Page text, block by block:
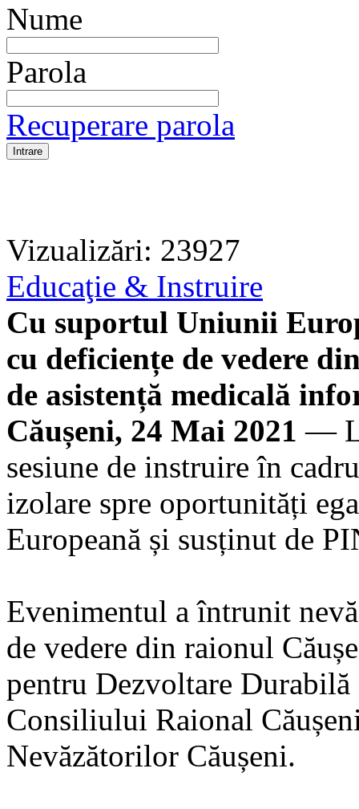
Nume
Parola
Recuperare parola
Vizualizări: 23927
Educaţie & Instruire
Cu suportul Uniunii
cu deficiențe de vedere
de asistență medicală
Căușeni, 24 Mai 2021 —
sesiune de instruire în
izolare spre oportunități
Europeană și susținut de
Evenimentul a întrunit
de vedere din raionul
pentru Dezvoltare
Consiliului Raional
Nevăzătorilor Căușeni.